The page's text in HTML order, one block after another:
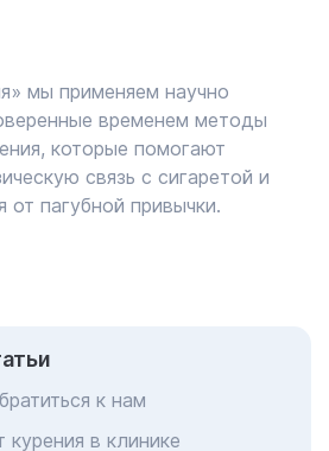
мы применяем научно
временем методы
которые помогают
связь с сигаретой и
от пагубной привычки.
к нам
в клинике